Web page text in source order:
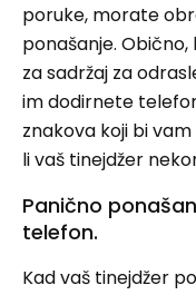
poruke, morate
ponašanje.
za sadržaj za
im dodirnete
znakova koji bi
li vaš tinejdžer
Panično
telefon.
Kad vaš tinejdžer